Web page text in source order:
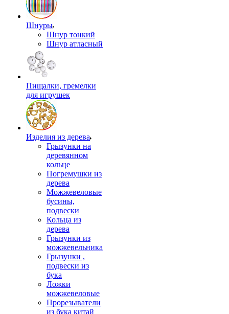
Шнуры
Шнур тонкий
Шнур атласный
Пищалки, гремелки
для игрушек
Изделия из дерева
Грызунки на
деревянном
кольце
Погремушки из
дерева
Можжевеловые
бусины,
подвески
Кольца из
дерева
Грызунки из
можжевельника
Грызунки ,
подвески из
бука
Ложки
можжевеловые
Прорезыватели
из бука китай